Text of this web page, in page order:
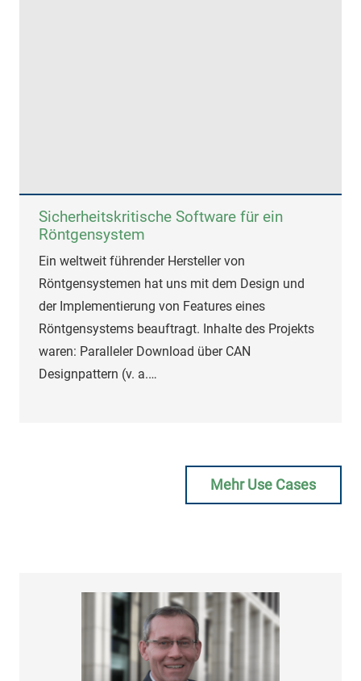
Sicherheitskritische Software für ein
Röntgensystem
Ein weltweit führender Hersteller von
Röntgensystemen hat uns mit dem Design und
der Implementierung von Features eines
Röntgensystems beauftragt. Inhalte des Projekts
waren: Paralleler Download über CAN
Designpattern (v. a.…
Mehr Use Cases